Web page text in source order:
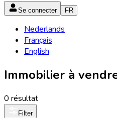
Se connecter FR
Nederlands
Français
English
Immobilier à
0 résultat
Filter